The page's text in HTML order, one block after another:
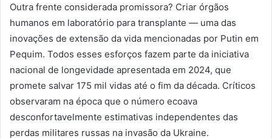
Outra frente considerada promissora? Criar órgãos
humanos em laboratório para transplante — uma das
inovações de extensão da vida mencionadas por Putin em
Pequim. Todos esses esforços fazem parte da iniciativa
nacional de longevidade apresentada em 2024, que
promete salvar 175 mil vidas até o fim da década. Críticos
observaram na época que o número ecoava
desconfortavelmente estimativas independentes das
perdas militares russas na invasão da Ukraine.